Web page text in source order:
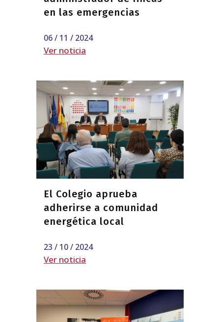
en las emergencias
06 / 11 / 2024
Ver noticia
El Colegio aprueba
adherirse a comunidad
energética local
23 / 10 / 2024
Ver noticia